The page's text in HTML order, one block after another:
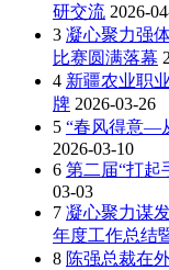
研交流 2026-
3 凝心聚力强
比赛圆满落幕
4 新疆农业职
牌 2026-03-26
5 “春风得意—
2026-03-10
6 第二届“打起
03-03
7 凝心聚力谋
年度工作总结
8 陈强总裁在